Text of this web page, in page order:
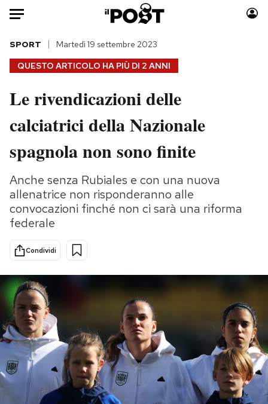
Auto
HOME
Italia
Politica
Tecnologia
Scienza
Cultura
Economia
Sport
Moda
Consumismi
Storie/Idee
Media
Europa
PODCAST
NEWSLETTER
I MIEI PREFERITI
QUESTO ARTICOLO HA PIÙ DI 2 ANNI
SPORT Martedì 19 settembre 2023
Le rivendicazioni delle
calciatrici della Nazionale
spagnola non sono finite
Anche senza Rubiales e con una nuova
allenatrice non risponderanno alle
convocazioni finché non ci sarà una riforma
federale
Condividi